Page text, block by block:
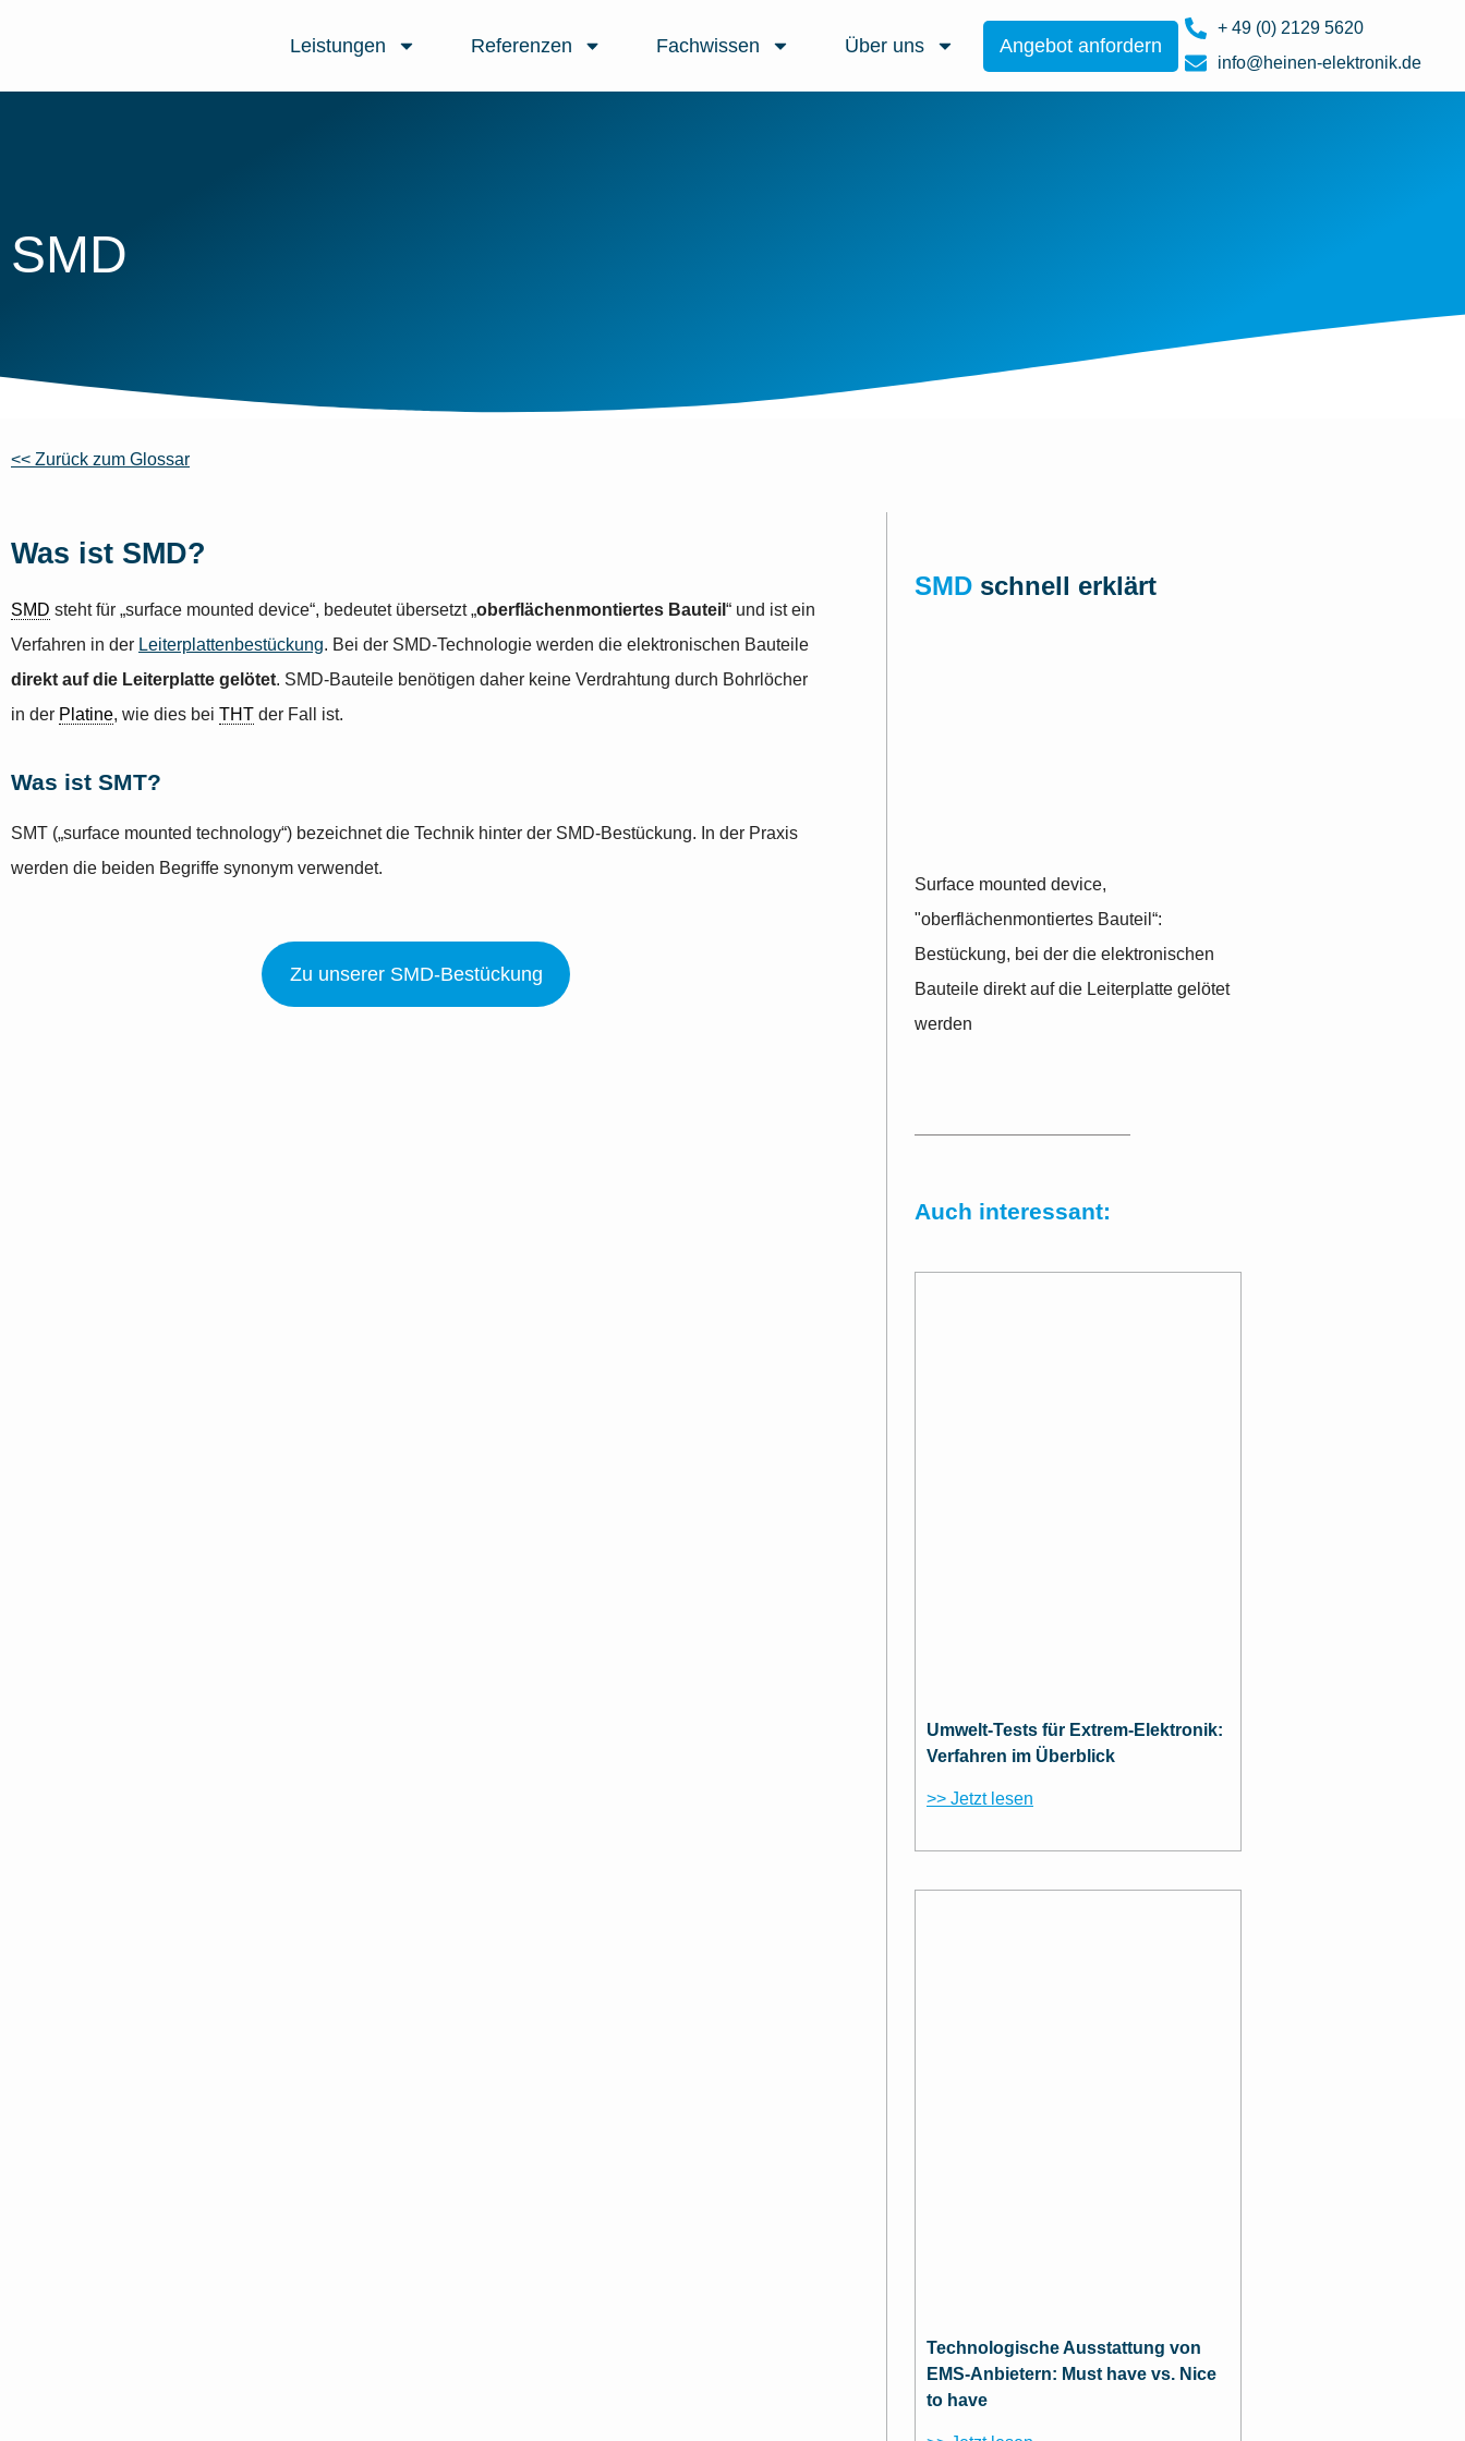
Leistungen Referenzen Fachwissen Über uns Angebot anfordern
+ 49 (0) 2129 5620
info@heinen-elektronik.de
SMD
<< Zurück zum Glossar
Was ist SMD?
SMD steht für „surface mounted device“, bedeutet übersetzt „oberflächenmontiertes Bauteil “ und ist ein
Verfahren in der Leiterplattenbestückung. Bei der SMD-Technologie werden die elektronischen Bauteile
direkt auf die Leiterplatte gelötet. SMD-Bauteile benötigen daher keine Verdrahtung durch Bohrlöcher
in der Platine, wie dies bei THT der Fall ist.
Was ist SMT?
SMT („surface mounted technology“) bezeichnet die Technik hinter der SMD-Bestückung. In der Praxis
werden die beiden Begriffe synonym verwendet.
Zu unserer SMD-Bestückung
SMD schnell erklärt
Surface mounted device,
"oberflächenmontiertes Bauteil“:
Bestückung, bei der die elektronischen
Bauteile direkt auf die Leiterplatte gelötet
werden
Auch interessant:
Umwelt-Tests für Extrem-Elektronik:
Verfahren im Überblick
>> Jetzt lesen
Technologische Ausstattung von
EMS-Anbietern: Must have vs. Nice
to have